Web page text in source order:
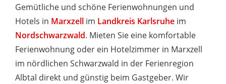
Gemütliche und schöne Ferienwohnungen und
Hotels in Marxzell im Landkreis Karlsruhe im
Nordschwarzwald. Mieten Sie eine komfortable
Ferienwohnung oder ein Hotelzimmer in Marxzell
im nördlichen Schwarzwald in der Ferienregion
Albtal direkt und günstig beim Gastgeber. Wir